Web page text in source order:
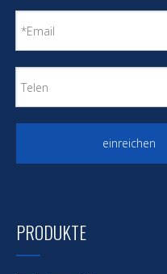
einreichen
PRODUKTE